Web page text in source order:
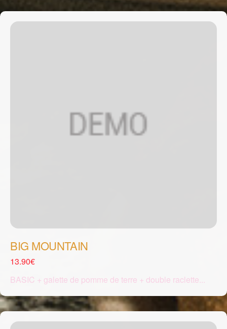
BIG MOUNTAIN
13.90€
BASIC + galette de pomme de terre + double raclette...